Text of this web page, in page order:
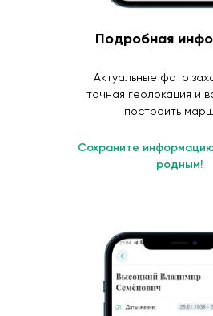
Подробная
Актуальные фото
точная геолокация и
построить
Сохраните
родным!